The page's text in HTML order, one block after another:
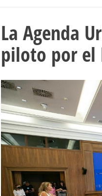
La Agenda
piloto por el